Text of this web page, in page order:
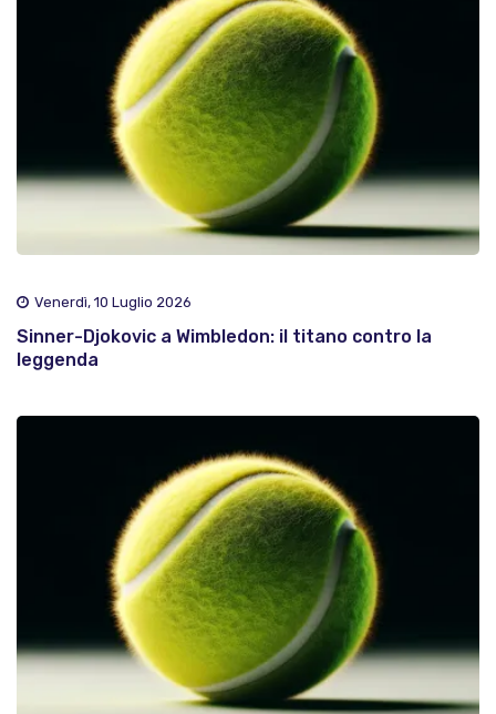
Venerdì, 10 Luglio 2026
Sinner-Djokovic a Wimbledon: il titano contro la
leggenda